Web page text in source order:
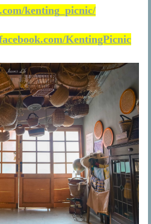
kenting_picnic/
KentingPicnic